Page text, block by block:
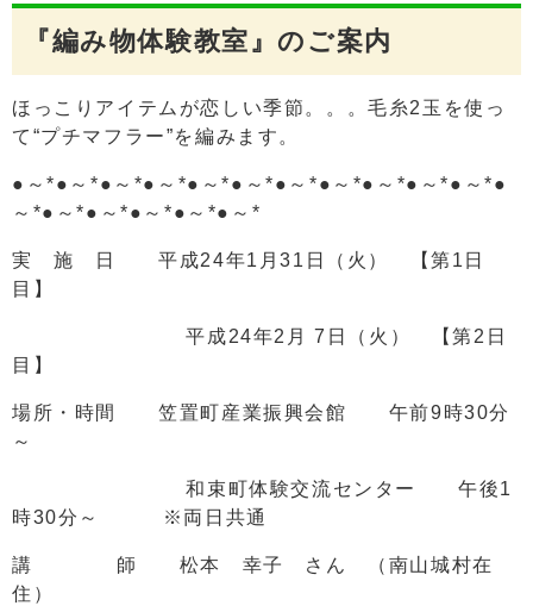
『編み物体験教室』のご案内
ほっこりアイテムが恋しい季節。。。毛糸2玉を使っ
て“プチマフラー”を編みます。
●～*●～*●～*●～*●～*●～*●～*●～*●～*●～*●～*●
～*●～*●～*●～*●～*●～*
実 施 日 平成24年1月31日（火） 【第1日
目】
平成24年2月 7日（火） 【第2日
目】
場所・時間 笠置町産業振興会館 午前9時30分
～
和束町体験交流センター 午後1
時30分～ ※両日共通
講 師 松本 幸子 さん （南山城村在
住）